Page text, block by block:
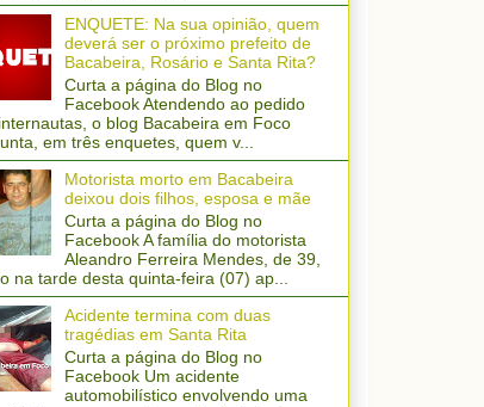
ENQUETE: Na sua opinião, quem
deverá ser o próximo prefeito de
Bacabeira, Rosário e Santa Rita?
Curta a página do Blog no
Facebook Atendendo ao pedido
o blog Bacabeira em Foco
em três enquetes, quem v...
Motorista morto em Bacabeira
deixou dois filhos, esposa e mãe
Curta a página do Blog no
Facebook A família do motorista
Aleandro Ferreira Mendes, de 39,
na tarde desta quinta-feira (07) ap...
Acidente termina com duas
tragédias em Santa Rita
Curta a página do Blog no
Facebook Um acidente
automobilístico envolvendo uma